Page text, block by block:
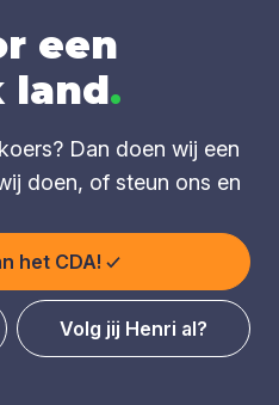
een
land.
Dan doen wij een
doen, of steun ons en
het CDA!
Volg jij Henri al?